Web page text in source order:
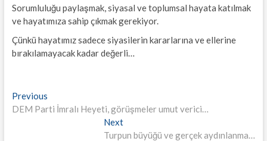
Sorumluluğu paylaşmak, siyasal ve toplumsal hayata katılmak
ve hayatımıza sahip çıkmak gerekiyor.
Çünkü hayatımız sadece siyasilerin kararlarına ve ellerine
bırakılamayacak kadar değerli…
Yazı
gezinmesi
PreviousPrevious
post:
DEM Parti İmralı Heyeti, görüşmeler umut verici…
NextNext
post:
Turpun büyüğü ve gerçek aydınlanma…